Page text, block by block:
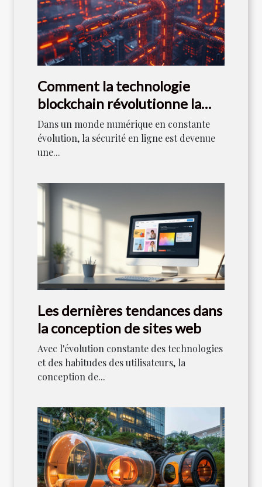
Comment la technologie
blockchain révolutionne la
sécurité en ligne
Dans un monde numérique en constante
évolution, la sécurité en ligne est devenue
une...
Les dernières tendances dans
la conception de sites web
Avec l'évolution constante des technologies
et des habitudes des utilisateurs, la
conception de...